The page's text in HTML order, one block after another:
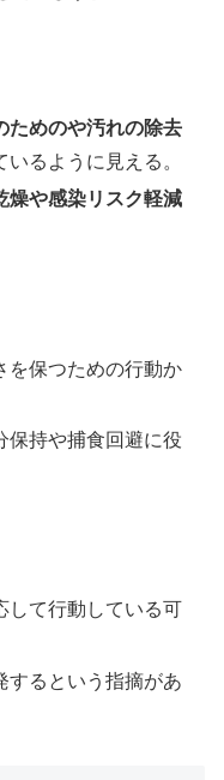
ためのや汚れの除去
るように見える。
燥や感染リスク軽減
を保つための行動か
保持や捕食回避に役
して行動している可
するという指摘があ